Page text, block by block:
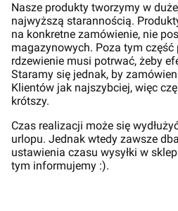
Nasze produkty tworzymy w
najwyższą starannością.
na konkretne zamówienie, nie
magazynowych. Poza tym część
rdzewienie musi potrwać, żeby
Staramy się jednak, by
Klientów jak najszybciej, więc
krótszy.
Czas realizacji może się
urlopu. Jednak wtedy zawsze
ustawienia czasu wysyłki w
tym informujemy :).